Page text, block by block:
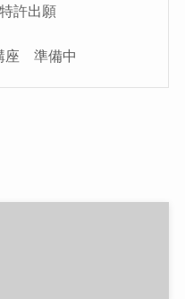
許出願
座 準備中